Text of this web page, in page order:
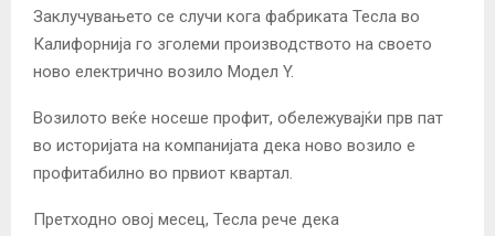
Заклучувањето се случи кога фабриката Тесла во
Калифорнија го зголеми производството на своето
ново електрично возило Модел Y.
Возилото веќе носеше профит, обележувајќи прв пат
во историјата на компанијата дека ново возило е
профитабилно во првиот квартал.
Претходно овој месец, Тесла рече дека